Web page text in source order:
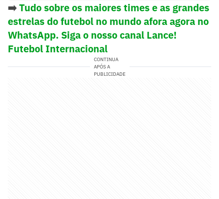
➡️Tudo sobre os maiores times e as grandes
estrelas do futebol no mundo afora agora no
WhatsApp. Siga o nosso canal Lance!
Futebol Internacional
CONTINUA
APÓS A
PUBLICIDADE